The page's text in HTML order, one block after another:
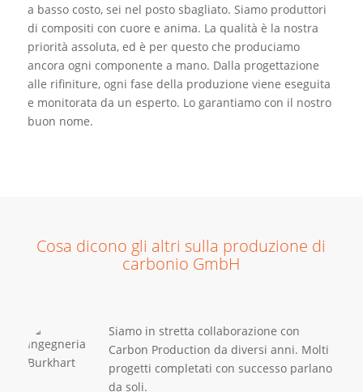
a basso costo, sei nel posto sbagliato. Siamo produttori
di compositi con cuore e anima. La qualità è la nostra
priorità assoluta, ed è per questo che produciamo
ancora ogni componente a mano. Dalla progettazione
alle rifiniture, ogni fase della produzione viene eseguita
e monitorata da un esperto. Lo garantiamo con il nostro
buon nome.
Cosa dicono gli altri sulla produzione di
carbonio GmbH
Siamo in stretta collaborazione con
Carbon Production da diversi anni. Molti
progetti completati con successo parlano
da soli.